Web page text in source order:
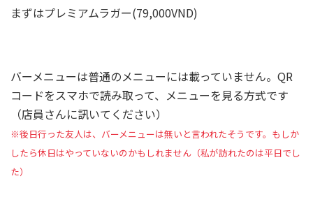
まずはプレミアムラガー(79,000VND)
バーメニューは普通のメニューには載っていません。QR
コードをスマホで読み取って、メニューを見る方式です
（店員さんに訊いてください）
※後日行った友人は、バーメニューは無いと言われたそうです。もしか
したら休日はやっていないのかもしれません （私が訪れたのは平日でし
た）